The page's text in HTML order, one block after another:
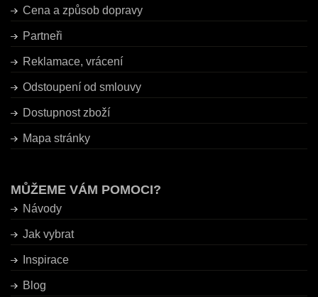
Cena a způsob dopravy
Partneři
Reklamace, vrácení
Odstoupení od smlouvy
Dostupnost zboží
Mapa stránky
MŮŽEME VÁM POMOCI?
Návody
Jak vybrat
Inspirace
Blog